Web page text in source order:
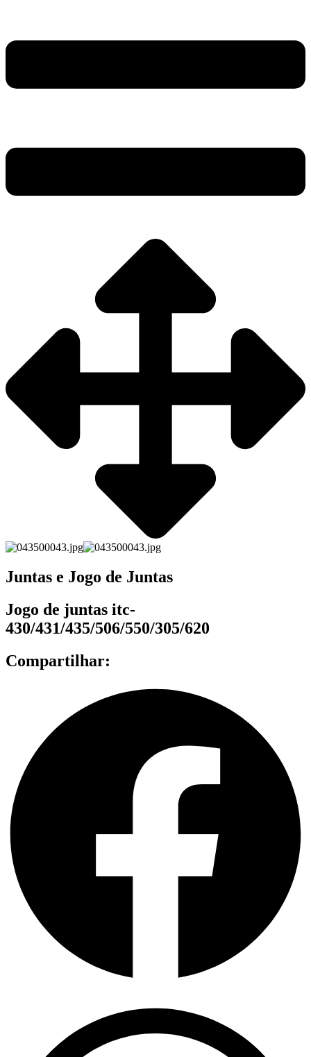
Juntas e Jogo de Juntas
Jogo de juntas itc-
430/431/435/506/550/305/620
Compartilhar: